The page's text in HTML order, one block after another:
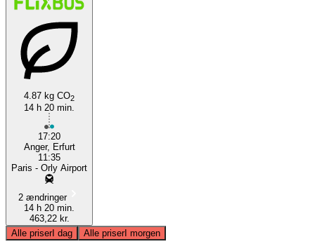
4.87 kg CO2
14 h 20 min.
17:20
Anger, Erfurt
11:35
Paris - Orly Airport
2 ændringer
14 h 20 min.
463,22 kr.
Alle priserI dag Alle priserI morgen